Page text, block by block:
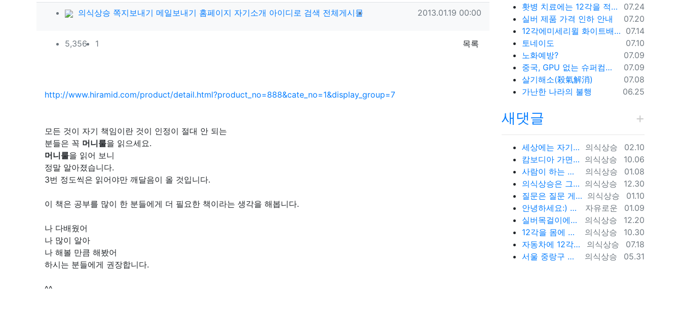
작성자 정보
의식상승 쪽지보내기 메일보내기 홈페이지 자기소개 아이디로 검색 전체게시물 작성일
2013.01.19 00:00
컨텐츠 정보
5,356조회
1 목록
http://www.hiramid.com/product/detail.html?product_no=888&cate_no=1&display_group=7
모든 것이 자기 책임이란 것이 인정이 절대 안 되는
분들은 꼭 머니룰을 읽으세요.
머니룰을 읽어 보니
정말 알아졌습니다.
3번 정도씩은 읽어야만 깨달음이 올 것입니다.
이 책은 공부를 많이 한 분들에게 더 필요한 책이라는 생각을 해봅니다.
나 다배웠어
나 많이 알아
나 해볼 만큼 해봤어
하시는 분들에게 권장합니다.
^^
등록일
07.24
홧병 치료에는 12각을 적용하세요.
등록일
07.20
실버 제품 가격 인하 안내
등록일
07.14
12각에미세리윌 화이트배경
등록일
07.10
토네이도
등록일
07.09
노화예방?
등록일
07.09
중국, GPU 없는 슈퍼컴퓨터로 세계 1위‥제재가 불러온 혁신 (2026.07.05/뉴스데스크/MBC)
등록일
07.08
살기해소(殺氣解消)
등록일
06.25
가난한 나라의 불행
새댓글
등록자
의식상승 등록일
02.10
세상에는 자기 자신을 잘 다스리는 사람은 드물지만 상대편을 내 마음대로 해보려는 사람들이 너무나 많습니다. 대다수의 사람들이 상대…
등록자
의식상승 등록일
10.06
캄보디아 가면 죽습니다. {video: https://www.youtube.com/watch?v=pjVnKhyQfHI } {video…
등록자
의식상승 등록일
01.08
사람이 하는 말은 사고가 나는 원인 중에 매우 큰 부분을 차지하기 때문에 이 글을 써드렸습니다.
등록자
의식상승 등록일
12.30
의식상승은 그동안 지나온 시간을 되돌아보면서 신들러(Schindler) 선생님의 입장을 깊이 이해하고 있습니다. 내가 만약 12각 에…
등록자
의식상승 등록일
01.10
질문은 질문 게시판에 남겨주시기 바랍니다. https://www.hiramid.co.kr/bbs/board.php?bo_table=10_7&w…
등록자
자유로운 등록일
01.09
안녕하세요:) 좀뜬금없지만 너무간절하기에 글을남겨봅니다. 마음공부를나름하고있지만 걸음마단계인1인입니다. 잃어버린 반려묘를 찾고싶어요ㅜㅜ…
등록자
의식상승 등록일
12.20
실버목걸이에도 도금이 가능합니다. OR(로듐도금= 백금) 또는 금도금이 가능합니다. 도금의 장점은 변색을 예방하고 원하는 색상을 유지…
등록자
의식상승 등록일
10.30
12각을 몸에 지니면 사고를 예방하는데 큰 효과가 있습니다. 12각을 휴대폰 뒷면에 부착하세요., 휴대폰 바탕화면에 12각을 적용하세요.…
등록자
의식상승 등록일
07.18
자동차에 12각스티커를 부착해서 다니면 안전운전에 기여합니다. 12각을 자동차에 배치하면 사고예방 큰 효과가 있습니다. 12각은 사람을 …
등록자
의식상승 등록일
05.31
서울 중랑구 동일로 163길 47-7 202호